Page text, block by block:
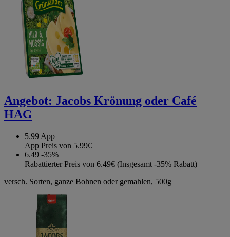
Angebot: Jacobs Krönung oder Café
HAG
5.99 App
App Preis von 5.99€
6.49 -35%
Rabattierter Preis von 6.49€ (Insgesamt -35% Rabatt)
versch. Sorten, ganze Bohnen oder gemahlen, 500g